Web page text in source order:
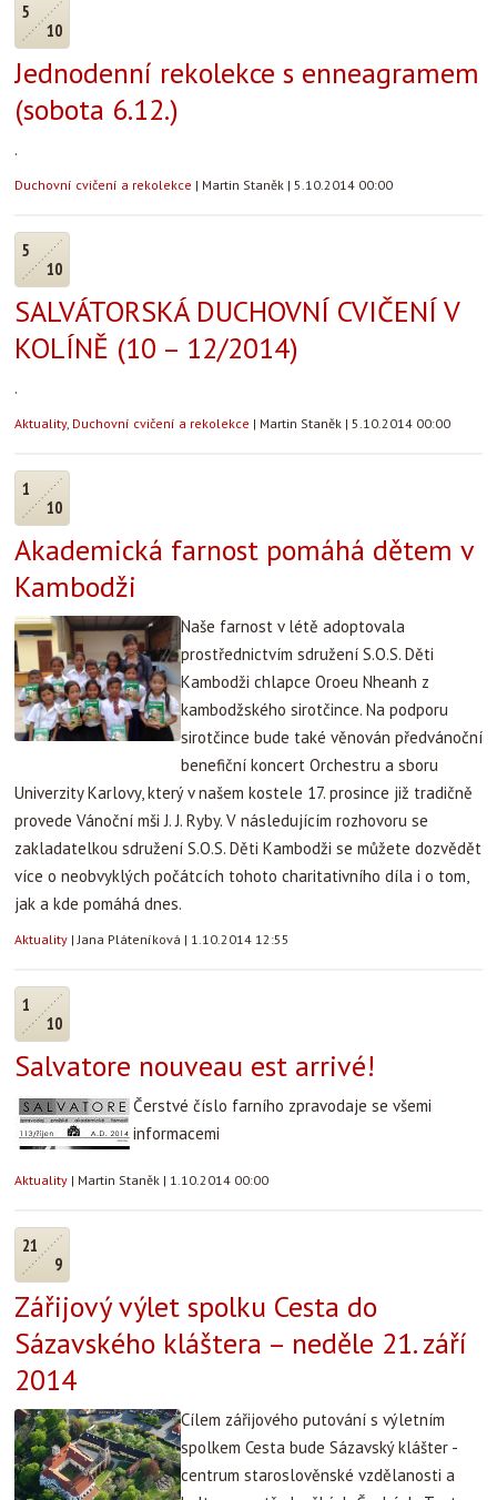
5
10
Jednodenní rekolekce s enneagramem
(sobota 6.12.)
.
Duchovní cvičení a rekolekce | Martin Staněk | 5.10.2014 00:00
5
10
SALVÁTORSKÁ DUCHOVNÍ CVIČENÍ V
KOLÍNĚ (10 – 12/2014)
.
Aktuality, Duchovní cvičení a rekolekce | Martin Staněk | 5.10.2014 00:00
1
10
Akademická farnost pomáhá dětem v
Kambodži
Naše farnost v létě adoptovala
prostřednictvím sdružení S.O.S. Děti
Kambodži chlapce Oroeu Nheanh z
kambodžského sirotčince. Na podporu
sirotčince bude také věnován předvánoční
benefiční koncert Orchestru a sboru
Univerzity Karlovy, který v našem kostele 17. prosince již tradičně
provede Vánoční mši J. J. Ryby. V následujícím rozhovoru se
zakladatelkou sdružení S.O.S. Děti Kambodži se můžete dozvědět
více o neobvyklých počátcích tohoto charitativního díla i o tom,
jak a kde pomáhá dnes.
Aktuality |Jana Pláteníková | 1.10.2014 12:55
1
10
Salvatore nouveau est arrivé!
Čerstvé číslo farního zpravodaje se všemi
informacemi
Aktuality | Martin Staněk | 1.10.2014 00:00
21
9
Zářijový výlet spolku Cesta do
Sázavského kláštera – neděle 21. září
2014
Cílem zářijového putování s výletním
spolkem Cesta bude Sázavský klášter -
centrum staroslověnské vzdělanosti a